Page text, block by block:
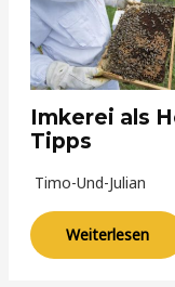
Imkerei als
Tipps
Timo-Und-Julian
Weiterlesen